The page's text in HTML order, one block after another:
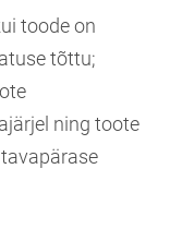
toode on
tõttu;
ning toote